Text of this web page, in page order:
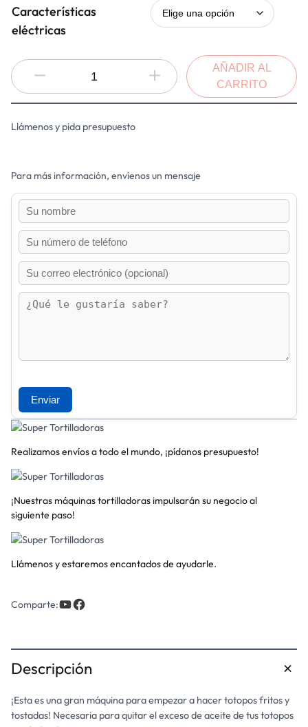
Características
eléctricas
AÑADIR AL
CARRITO
Llámenos y pida presupuesto
Para más información, envíenos un mensaje
Realizamos envíos a todo el mundo, ¡pídanos presupuesto!
¡Nuestras máquinas tortilladoras impulsarán su negocio al
siguiente paso!
Llámenos y estaremos encantados de ayudarle.
Comparte:
Descripción
¡Esta es una gran máquina para empezar a hacer totopos fritos y
tostadas! Necesaria para quitar el exceso de aceite de tus totopos